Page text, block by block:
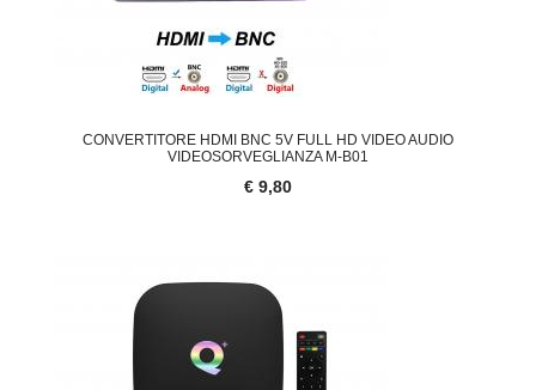
CONVERTITORE HDMI BNC 5V FULL HD VIDEO AUDIO
VIDEOSORVEGLIANZA M-B01
€ 9,80